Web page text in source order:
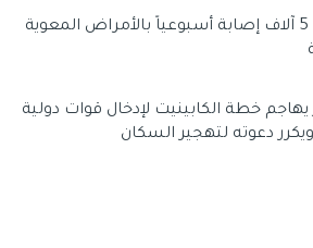
تسجيل 5 آلاف إصابة أسبوعياً بالأمراض المعوية
يهاجم خطة الكابينيت لإدخال قوات دولية
دعوته لتهجير السكان